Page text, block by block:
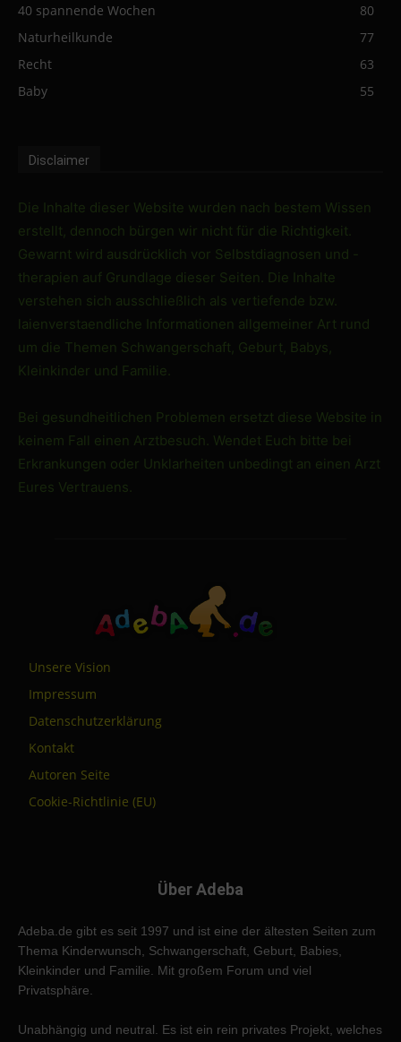
40 spannende Wochen
80
Naturheilkunde
77
Recht
63
Baby
55
Disclaimer
Die Inhalte dieser Website wurden nach bestem Wissen
erstellt, dennoch bürgen wir nicht für die Richtigkeit.
Gewarnt wird ausdrücklich vor Selbstdiagnosen und -
therapien auf Grundlage dieser Seiten. Die Inhalte
verstehen sich ausschließlich als vertiefende bzw.
laienverstaendliche Informationen allgemeiner Art rund
um die Themen Schwangerschaft, Geburt, Babys,
Kleinkinder und Familie.
Bei gesundheitlichen Problemen ersetzt diese Website in
keinem Fall einen Arztbesuch. Wendet Euch bitte bei
Erkrankungen oder Unklarheiten unbedingt an einen Arzt
Eures Vertrauens.
Unsere Vision
Impressum
Datenschutzerklärung
Kontakt
Autoren Seite
Cookie-Richtlinie (EU)
Über Adeba
Adeba.de gibt es seit 1997 und ist eine der ältesten Seiten zum
Thema Kinderwunsch, Schwangerschaft, Geburt, Babies,
Kleinkinder und Familie. Mit großem Forum und viel
Privatsphäre.
Unabhängig und neutral. Es ist ein rein privates Projekt, welches